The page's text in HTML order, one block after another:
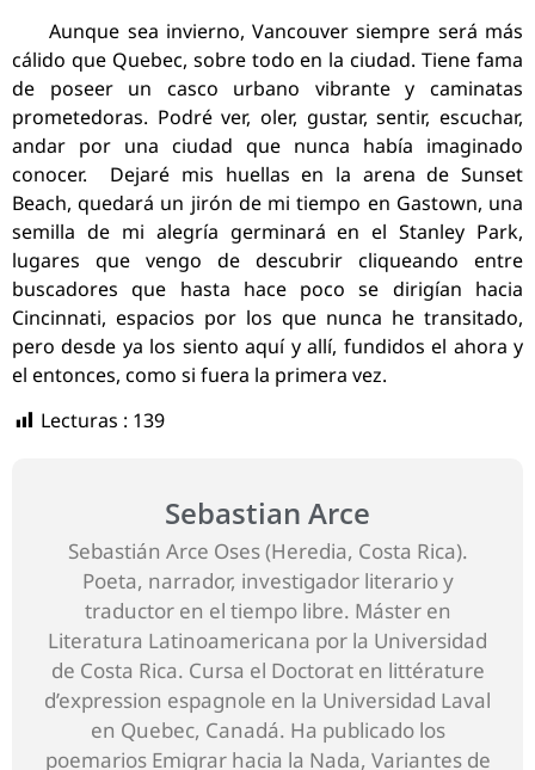
Aunque sea invierno, Vancouver siempre será más
cálido que Quebec, sobre todo en la ciudad. Tiene fama
de poseer un casco urbano vibrante y caminatas
prometedoras. Podré ver, oler, gustar, sentir, escuchar,
andar por una ciudad que nunca había imaginado
conocer. Dejaré mis huellas en la arena de Sunset
Beach, quedará un jirón de mi tiempo en Gastown, una
semilla de mi alegría germinará en el Stanley Park,
lugares que vengo de descubrir cliqueando entre
buscadores que hasta hace poco se dirigían hacia
Cincinnati, espacios por los que nunca he transitado,
pero desde ya los siento aquí y allí, fundidos el ahora y
el entonces, como si fuera la primera vez.
Lecturas : 139
Sebastian Arce
Sebastián Arce Oses (Heredia, Costa Rica).
Poeta, narrador, investigador literario y
traductor en el tiempo libre. Máster en
Literatura Latinoamericana por la Universidad
de Costa Rica. Cursa el Doctorat en littérature
d’expression espagnole en la Universidad Laval
en Quebec, Canadá. Ha publicado los
poemarios Emigrar hacia la Nada, Variantes de